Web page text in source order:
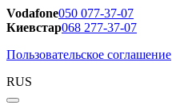
Vodafone050 077-37-07
Киевстар068 277-37-07
Пользовательское соглашение
RUS